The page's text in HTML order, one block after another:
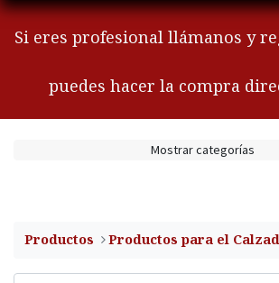
Si eres profesional llámanos y
puedes hacer la compra
Mostrar categorías
Productos ​Productos para el